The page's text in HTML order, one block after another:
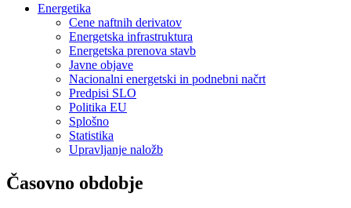
Energetika
Cene naftnih derivatov
Energetska infrastruktura
Energetska prenova stavb
Javne objave
Nacionalni energetski in podnebni načrt
Predpisi SLO
Politika EU
Splošno
Statistika
Upravljanje naložb
Časovno obdobje